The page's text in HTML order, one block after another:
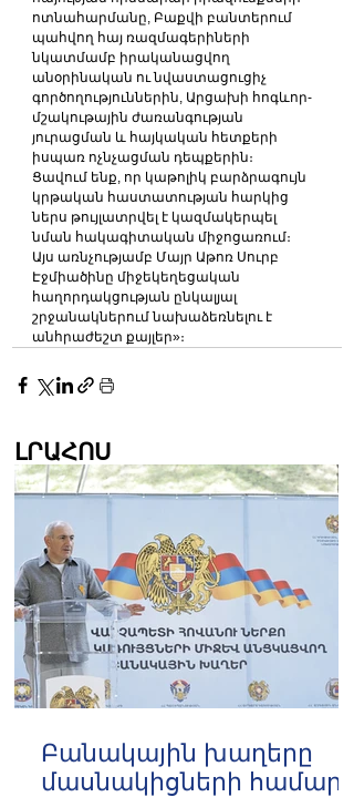
ոտնահարմանը, Բաքվի բանտերում
պահվող հայ ռազմագերիների
նկատմամբ իրականացվող
անօրինական ու նվաստացուցիչ
գործողություններին, Արցախի հոգևոր-
մշակութային ժառանգության
յուրացման և հայկական հետքերի
իսպառ ոչնչացման դեպքերին։
Ցավում ենք, որ կաթոլիկ բարձրագույն
կրթական հաստատության հարկից
ներս թույլատրվել է կազմակերպել
նման հակագիտական միջոցառում։
Այս առնչությամբ Մայր Աթոռ Սուրբ
Էջմիածինը միջեկեղեցական
հաղորդակցության ընկալյալ
շրջանակներում նախաձեռնելու է
անհրաժեշտ քայլեր»։
ԼՐԱՀՈՍ
Բանակային խաղերը
մասնակիցների համար